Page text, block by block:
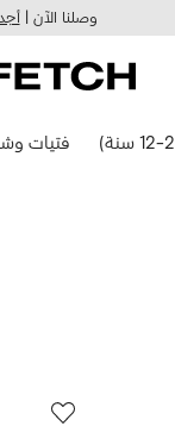
وصلنا الآن |
فتيات وشباب